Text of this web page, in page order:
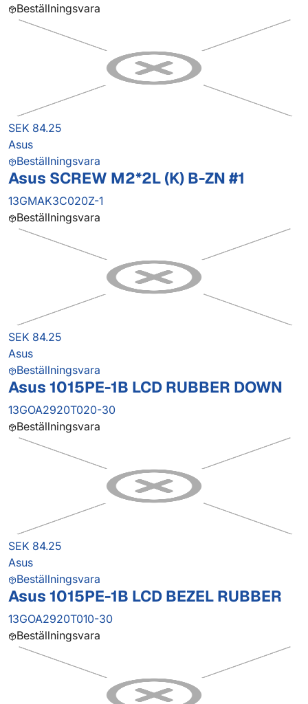
Beställningsvara
SEK 84.25
Asus
Beställningsvara
Asus SCREW M2*2L (K) B-ZN #1
13GMAK3C020Z-1
Beställningsvara
SEK 84.25
Asus
Beställningsvara
Asus 1015PE-1B LCD RUBBER DOWN
13GOA2920T020-30
Beställningsvara
SEK 84.25
Asus
Beställningsvara
Asus 1015PE-1B LCD BEZEL RUBBER
13GOA2920T010-30
Beställningsvara